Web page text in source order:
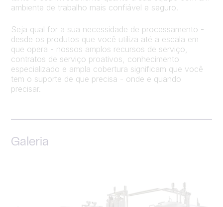
ambiente de trabalho mais confiável e seguro.
Seja qual for a sua necessidade de processamento -
desde os produtos que você utiliza até a escala em
que opera - nossos amplos recursos de serviço,
contratos de serviço proativos, conhecimento
especializado e ampla cobertura significam que você
tem o suporte de que precisa - onde e quando
precisar.
Galeria